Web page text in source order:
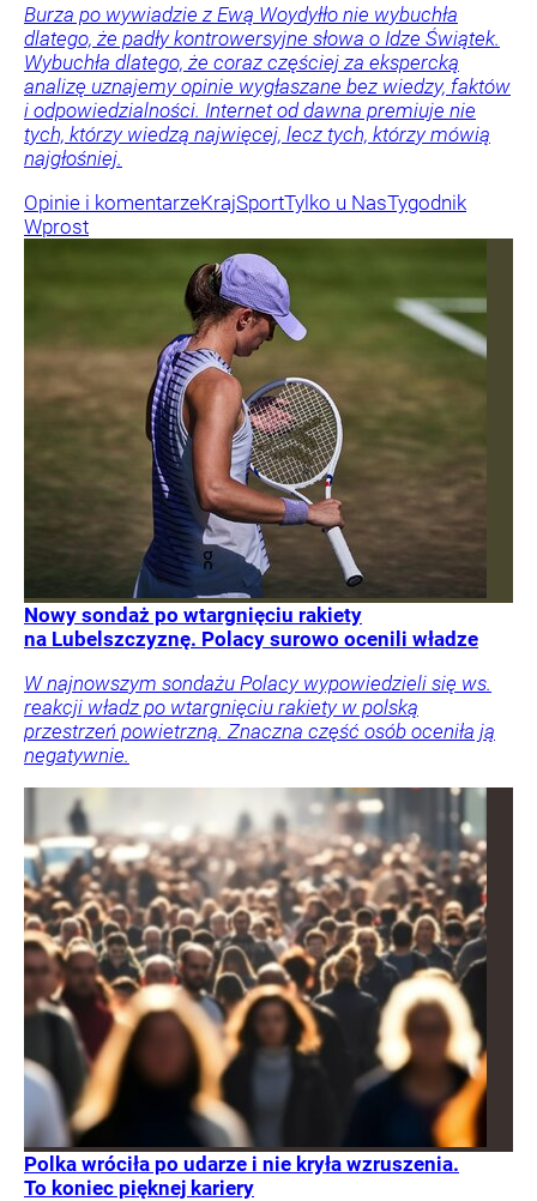
Burza po wywiadzie z Ewą Woydyłło nie wybuchła
dlatego, że padły kontrowersyjne słowa o Idze Świątek.
Wybuchła dlatego, że coraz częściej za ekspercką
analizę uznajemy opinie wygłaszane bez wiedzy, faktów
i odpowiedzialności. Internet od dawna premiuje nie
tych, którzy wiedzą najwięcej, lecz tych, którzy mówią
najgłośniej.
Opinie i komentarzeKrajSportTylko u NasTygodnik
Wprost
Nowy sondaż po wtargnięciu rakiety
na Lubelszczyznę. Polacy surowo ocenili władze
W najnowszym sondażu Polacy wypowiedzieli się ws.
reakcji władz po wtargnięciu rakiety w polską
przestrzeń powietrzną. Znaczna część osób oceniła ją
negatywnie.
Polka wróciła po udarze i nie kryła wzruszenia.
To koniec pięknej kariery